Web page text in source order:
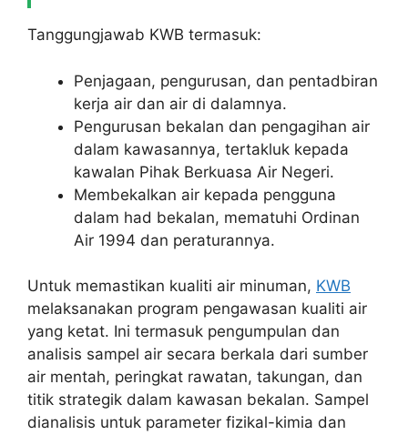
Tanggungjawab KWB termasuk:
Penjagaan, pengurusan, dan pentadbiran
kerja air dan air di dalamnya.
Pengurusan bekalan dan pengagihan air
dalam kawasannya, tertakluk kepada
kawalan Pihak Berkuasa Air Negeri.
Membekalkan air kepada pengguna
dalam had bekalan, mematuhi Ordinan
Air 1994 dan peraturannya.
Untuk memastikan kualiti air minuman, KWB
melaksanakan program pengawasan kualiti air
yang ketat. Ini termasuk pengumpulan dan
analisis sampel air secara berkala dari sumber
air mentah, peringkat rawatan, takungan, dan
titik strategik dalam kawasan bekalan. Sampel
dianalisis untuk parameter fizikal-kimia dan